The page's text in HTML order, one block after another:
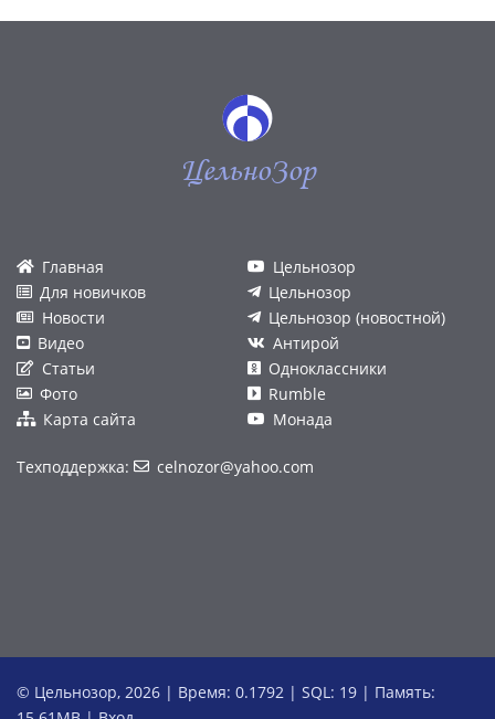
ЦельноЗор
Главная
Для новичков
Новости
Видео
Статьи
Фото
Карта сайта
Цельнозор
Цельнозор
Цельнозор (новостной)
Антирой
Одноклассники
Rumble
Монада
Техподдержка: celnozor@yahoo.com
© Цельнозор, 2026 | Время: 0.1792 | SQL: 19 | Память: